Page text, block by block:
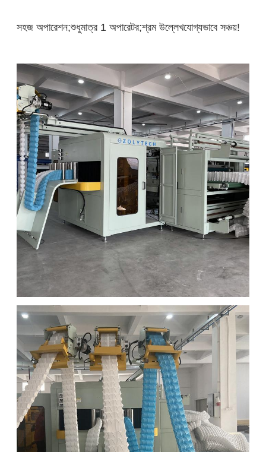
সহজ অপারেশন;শুধুমাত্র 1 অপারেটর;শ্রম উল্লেখযোগ্যভাবে সঞ্চয়!